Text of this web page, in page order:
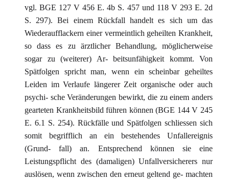
vgl. BGE 127 V 456 E. 4b S. 457 und 118 V 293 E. 2d
S. 297). Bei einem Rückfall handelt es sich um das
Wiederaufflackern einer vermeintlich geheilten Krankheit,
so dass es zu ärztlicher Behandlung, möglicherweise
sogar zu (weiterer) Ar- beitsunfähigkeit kommt. Von
Spätfolgen spricht man, wenn ein scheinbar geheiltes
Leiden im Verlaufe längerer Zeit organische oder auch
psychi- sche Veränderungen bewirkt, die zu einem anders
gearteten Krankheitsbild führen können (BGE 144 V 245
E. 6.1 S. 254). Rückfälle und Spätfolgen schliessen sich
somit begrifflich an ein bestehendes Unfallereignis
(Grund- fall) an. Entsprechend können sie eine
Leistungspflicht des (damaligen) Unfallversicherers nur
auslösen, wenn zwischen den erneut geltend ge- machten